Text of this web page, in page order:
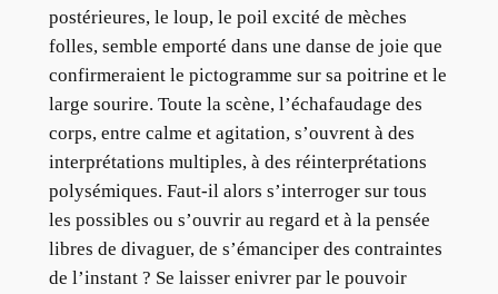
postérieures, le loup, le poil excité de mèches
folles, semble emporté dans une danse de joie que
confirmeraient le pictogramme sur sa poitrine et le
large sourire. Toute la scène, l’échafaudage des
corps, entre calme et agitation, s’ouvrent à des
interprétations multiples, à des réinterprétations
polysémiques. Faut-il alors s’interroger sur tous
les possibles ou s’ouvrir au regard et à la pensée
libres de divaguer, de s’émanciper des contraintes
de l’instant ? Se laisser enivrer par le pouvoir